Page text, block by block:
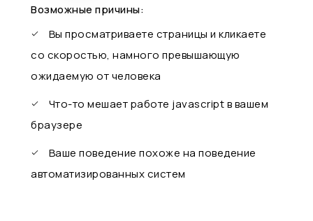
Возможные причины:
Вы просматриваете страницы и кликаете
со скоростью, намного превышающую
ожидаемую от человека
Что-то мешает работе javascript в вашем
браузере
Ваше поведение похоже на поведение
автоматизированных систем